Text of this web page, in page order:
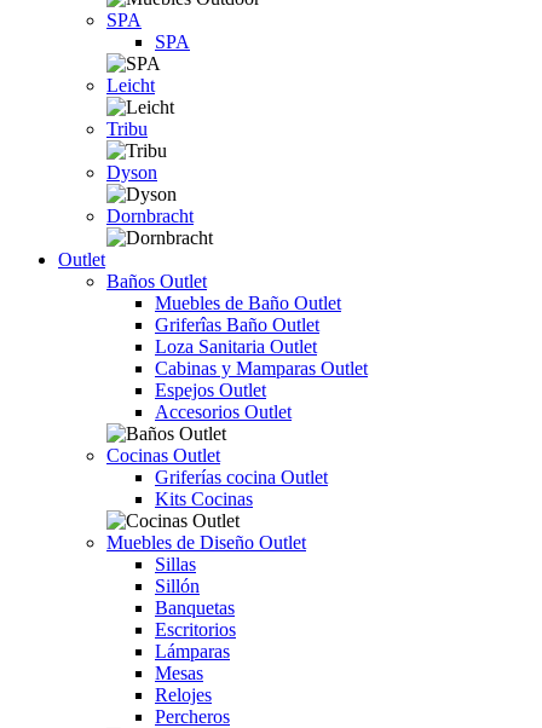
SPA
SPA
Leicht
Tribu
Dyson
Dornbracht
Outlet
Baños Outlet
Muebles de Baño Outlet
Griferîas Baño Outlet
Loza Sanitaria Outlet
Cabinas y Mamparas Outlet
Espejos Outlet
Accesorios Outlet
Cocinas Outlet
Griferías cocina Outlet
Kits Cocinas
Muebles de Diseño Outlet
Sillas
Sillón
Banquetas
Escritorios
Lámparas
Mesas
Relojes
Percheros